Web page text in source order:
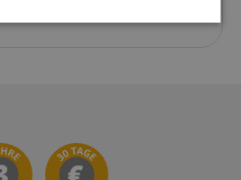
Marketing Funktional
Marketing Funktional